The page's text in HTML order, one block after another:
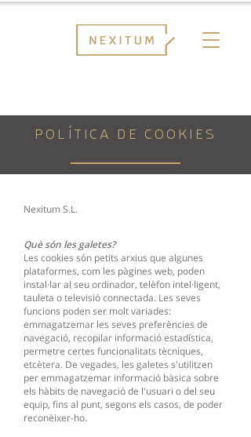
POLÍTICA DE COOKIES
Nexitum S.L.
Què són les galetes?
Les cookies són petits arxius que algunes
plataformes, com les pàgines web, poden
instal·lar al seu ordinador, telèfon intel·ligent,
tauleta o televisió connectada. Les seves
funcions poden ser molt variades:
emmagatzemar les seves preferències de
navegació, recopilar informació estadística,
permetre certes funcionalitats tècniques,
etcètera. De vegades, les galetes s'utilitzen
per emmagatzemar informació bàsica sobre
els hàbits de navegació de l'usuari o del seu
equip, fins al punt, segons els casos, de poder
reconèixer-ho.